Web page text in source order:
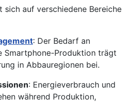
sich auf verschiedene Bereiche
: Der Bedarf an
Smartphone-Produktion trägt
in Abbauregionen bei.
: Energieverbrauch und
während Produktion,